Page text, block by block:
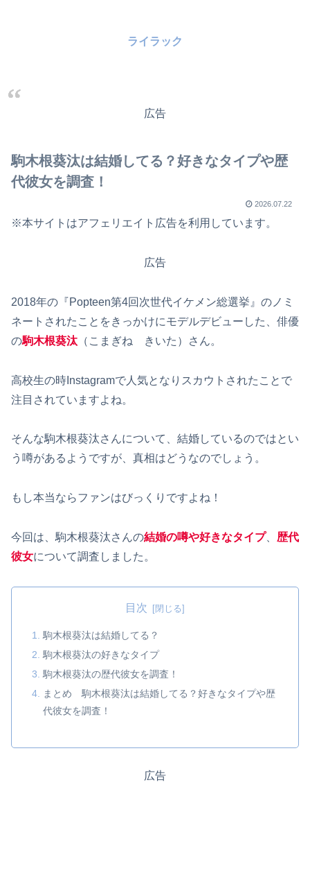
ライラック
広告
駒木根葵汰は結婚してる？好きなタイプや歴
代彼女を調査！
2026.07.22
※本サイトはアフェリエイト広告を利用しています。
広告
2018年の『Popteen第4回次世代イケメン総選挙』のノミ
ネートされたことをきっかけにモデルデビューした、俳優
の駒木根葵汰 （こまぎね きいた）さん。
高校生の時Instagramで人気となりスカウトされたことで
注目されていますよね。
そんな駒木根葵汰さんについて、結婚しているのではとい
う噂があるようですが、真相はどうなのでしょう。
もし本当ならファンはびっくりですよね！
今回は、駒木根葵汰さんの結婚の噂や好きなタイプ、 歴代
彼女について調査しました。
目次
駒木根葵汰は結婚してる？
駒木根葵汰の好きなタイプ
駒木根葵汰の歴代彼女を調査！
まとめ 駒木根葵汰は結婚してる？好きなタイプや歴
代彼女を調査！
広告